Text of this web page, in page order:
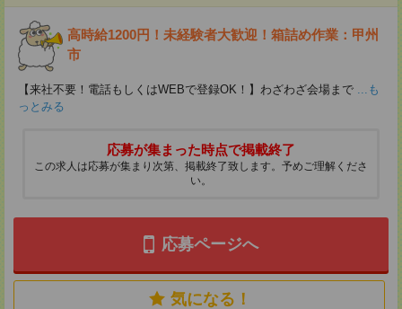
高時給1200円！未経験者大歓迎！箱詰め作業：甲州
市
【来社不要！電話もしくはWEBで登録OK！】わざわざ会場まで ...も
っとみる
応募が集まった時点で掲載終了
この求人は応募が集まり次第、掲載終了致します。予めご理解くださ
い。
応募ページへ
気になる！